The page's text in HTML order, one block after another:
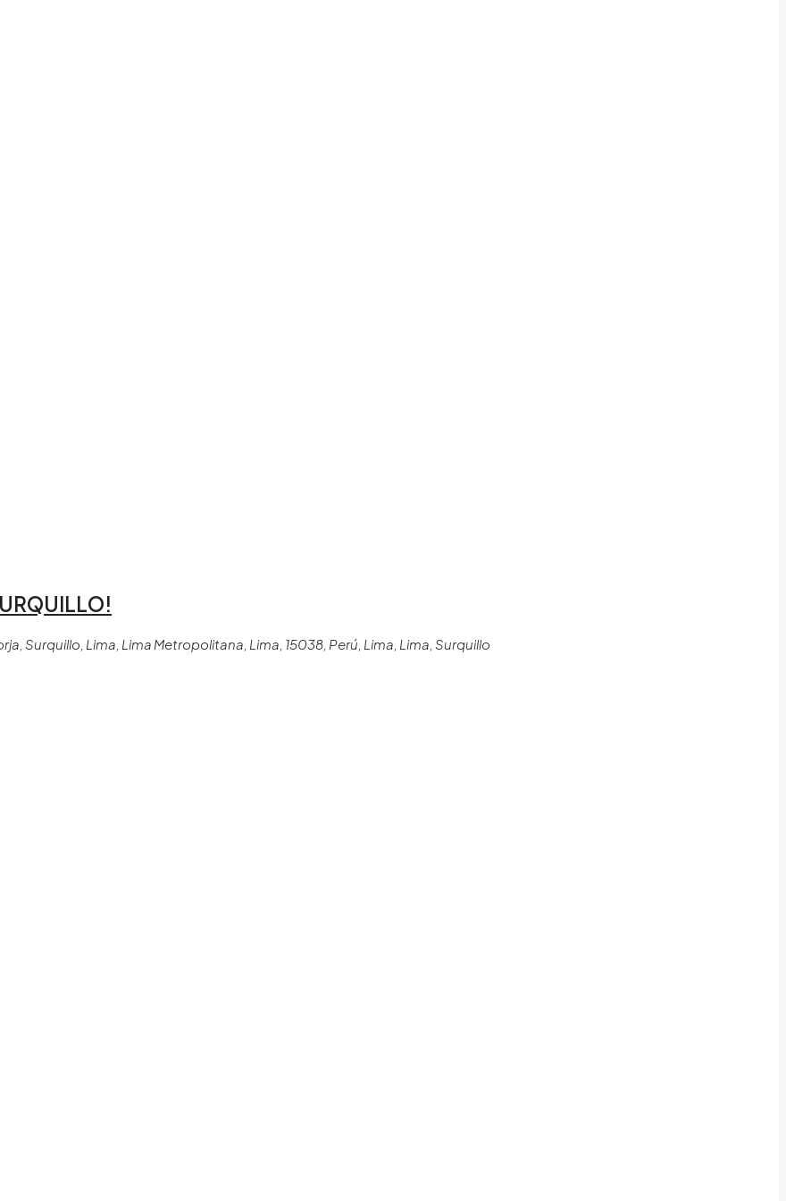
Surquillo, Lima, Lima Metropolitana, Lima, 15038, Perú, Lima, Lima, Surquillo